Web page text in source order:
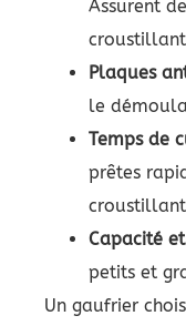
Assurent
Plaques
le
Temps de
prêtes
Capacité
petits et
Un gaufrier